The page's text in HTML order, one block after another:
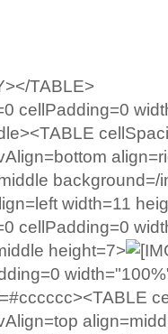
TABLE>
cellPadding=0
width=11
cellPadding=0
height=7>